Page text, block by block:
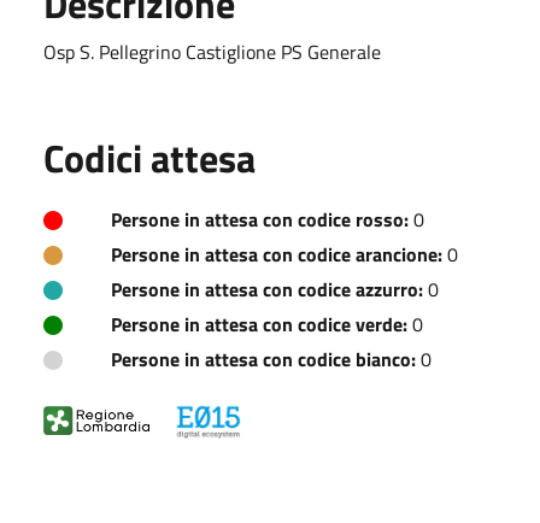
Osp S. Pellegrino Castiglione PS Generale
Codici attesa
Persone in attesa con codice rosso:0
Persone in attesa con codice arancione:0
Persone in attesa con codice azzurro:0
Persone in attesa con codice verde:0
Persone in attesa con codice bianco:0